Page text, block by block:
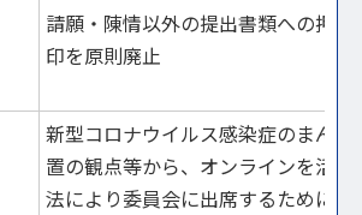
請願・陳情以外の提出書類への押印
印を原則廃止
新型コロナウイルス感染症のまん延
置の観点等から、オンラインを活用
法により委員会に出席するために必